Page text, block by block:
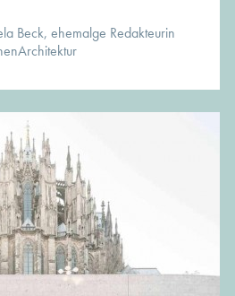
Beck, ehemalge Redakteurin